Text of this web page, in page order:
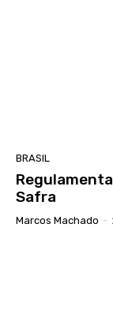
BRASIL
Safra
Marcos Machado -